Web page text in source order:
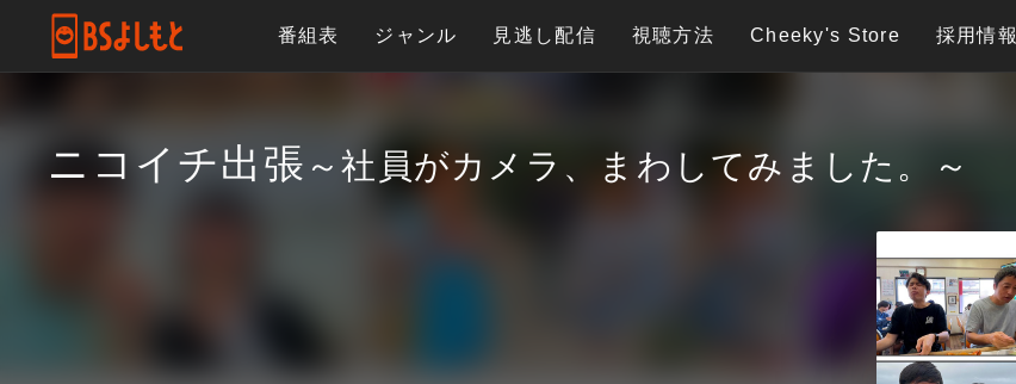
番組表 ジャンル 見逃し配信 視聴方法 Cheeky's Store 採用情報
ニコイチ出張 ～社員がカメラ、まわしてみました。～